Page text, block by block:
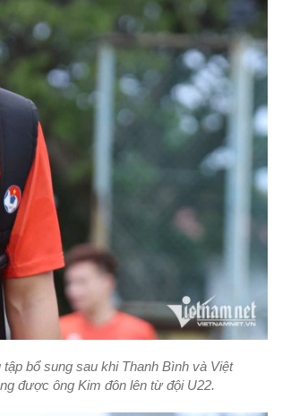
bổ sung sau khi Thanh Bình và Việt
được ông Kim đôn lên từ đội U22.